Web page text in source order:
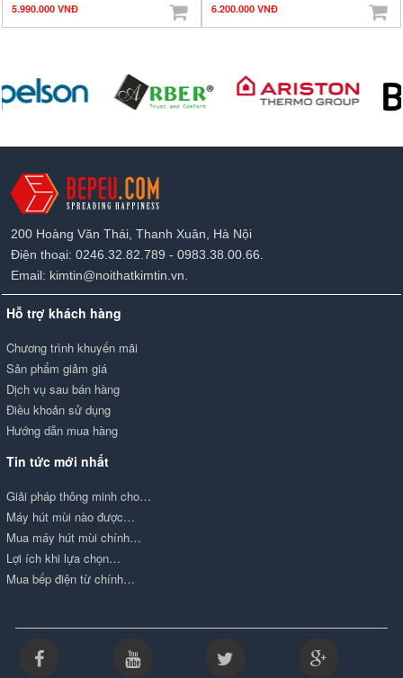
5.990.000 VNĐ 6.200.000 VNĐ
200 Hoàng Văn Thái, Thanh Xuân, Hà Nội
Điện thoại: 0246.32.82.789 - 0983.38.00.66.
Email: kimtin@noithatkimtin.vn.
Hỗ trợ khách hàng
Chương trình khuyến mãi
Sản phẩm giảm giá
Dịch vụ sau bán hàng
Điều khoản sử dụng
Hướng dẫn mua hàng
Tin tức mới nhất
Giải pháp thông minh cho…
Máy hút mùi nào được…
Mua máy hút mùi chính…
Lợi ích khi lựa chọn…
Mua bếp điện từ chính…